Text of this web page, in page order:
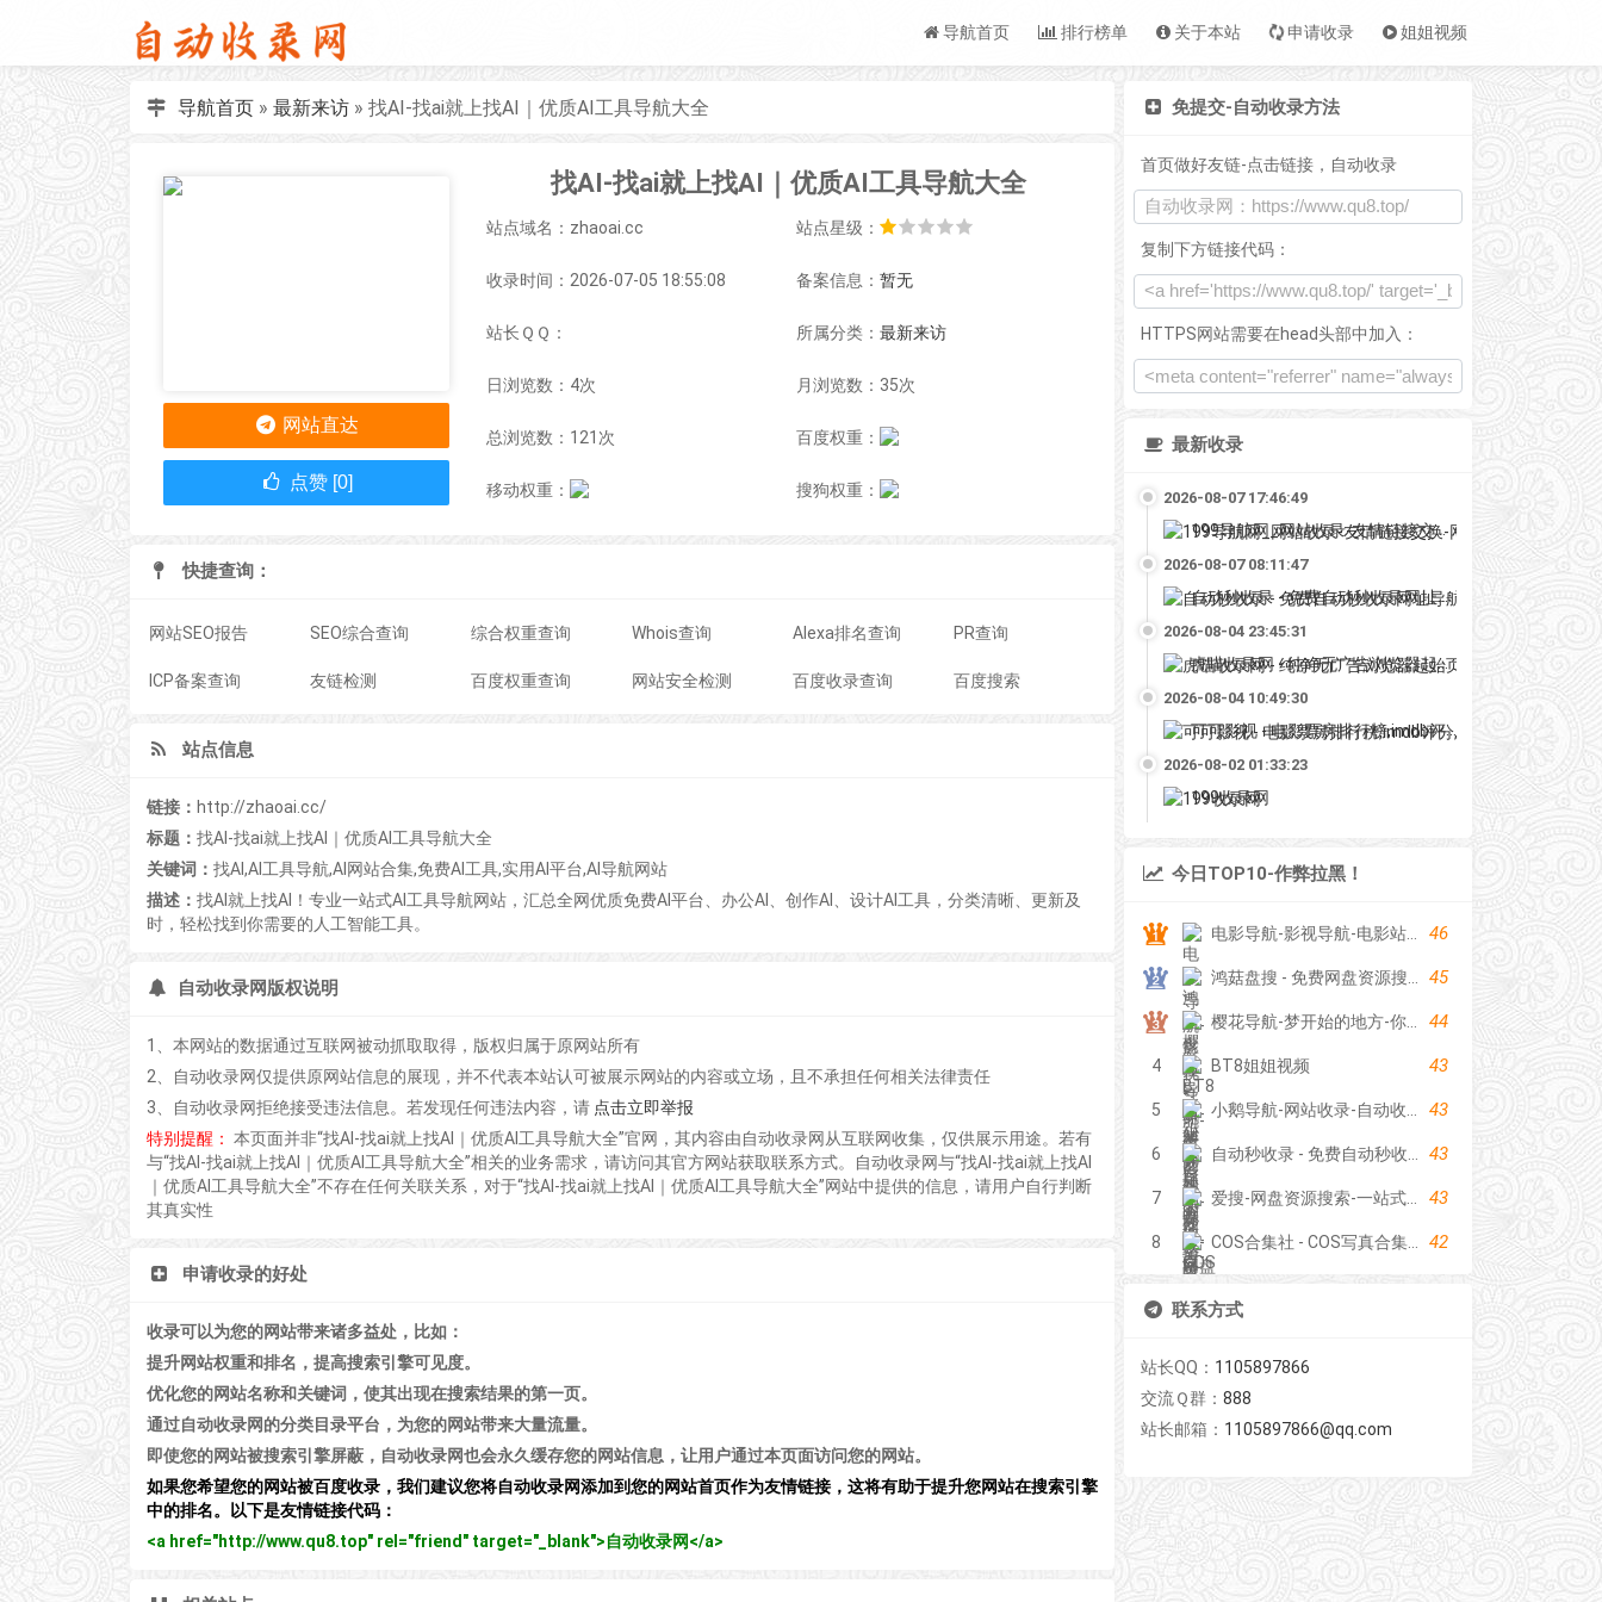
导航首页 排行榜单 关于本站 申请收录 姐姐视频
导航首页 »最新来访 »找AI-找ai就上找AI｜优质AI工具导航大全
找AI-找ai就上找AI｜优质AI工具导航大全
站点域名：zhaoai.cc 站点星级：
收录时间：2026-07-05 18:55:08 备案信息： 暂无
站长ＱＱ： 所属分类： 最新来访
日浏览数：4次 月浏览数：35次
总浏览数：121次 百度权重：
移动权重： 搜狗权重：
网站直达
点赞 [0]
快捷查询：
网站SEO报告 SEO综合查询 综合权重查询 Whois查询 Alexa排名查询 PR查询
ICP备案查询 友链检测 百度权重查询 网站安全检测 百度收录查询 百度搜索
站点信息
链接： http://zhaoai.cc/
标题： 找AI-找ai就上找AI｜优质AI工具导航大全
关键词： 找AI,AI工具导航,AI网站合集,免费AI工具,实用AI平台,AI导航网站
描述： 找AI就上找AI！专业一站式AI工具导航网站，汇总全网优质免费AI平台、办公AI、创作AI、设计AI工具，分类清晰、更新及
时，轻松找到你需要的人工智能工具。
自动收录网版权说明
1、本网站的数据通过互联网被动抓取取得，版权归属于原网站所有
2、自动收录网仅提供原网站信息的展现，并不代表本站认可被展示网站的内容或立场，且不承担任何相关法律责任
3、自动收录网拒绝接受违法信息。若发现任何违法内容，请 点击立即举报
特别提醒： 本页面并非“找AI-找ai就上找AI｜优质AI工具导航大全”官网，其内容由自动收录网从互联网收集，仅供展示用途。若有
与“找AI-找ai就上找AI｜优质AI工具导航大全”相关的业务需求，请访问其官方网站获取联系方式。自动收录网与“找AI-找ai就上找AI
｜优质AI工具导航大全”不存在任何关联关系，对于“找AI-找ai就上找AI｜优质AI工具导航大全”网站中提供的信息，请用户自行判断
其真实性
申请收录的好处
收录可以为您的网站带来诸多益处，比如：
提升网站权重和排名，提高搜索引擎可见度。
优化您的网站名称和关键词，使其出现在搜索结果的第一页。
通过自动收录网的分类目录平台，为您的网站带来大量流量。
即使您的网站被搜索引擎屏蔽，自动收录网也会永久缓存您的网站信息，让用户通过本页面访问您的网站。
如果您希望您的网站被百度收录，我们建议您将自动收录网添加到您的网站首页作为友情链接，这将有助于提升您网站在搜索引擎
中的排名。以下是友情链接代码：
<a href="http://www.qu8.top" rel="friend" target="_blank">自动收录网</a>
免提交-自动收录方法
首页做好友链-点击链接，自动收录
复制下方链接代码：
HTTPS网站需要在head头部中加入：
最新收录
2026-08-07 17:46:49
199导航网_网站收录-友情链接交换-网址收录-自动秒收录
2026-08-07 08:11:47
自动秒收录 - 免费自动秒收录网址导航
2026-08-04 23:45:31
虎喵收录网 - 纯净无广告浏览器起始页
2026-08-04 10:49:30
可可影视 - 电影票房排行榜,imdb评分,影评,找最好看的影视
2026-08-02 01:33:23
199收录网
今日TOP10-作弊拉黑！
46
45
44
4 BT8姐姐视频 43
5 43
6 43
7 43
8 42
联系方式
站长QQ： 1105897866
交流Ｑ群：888
站长邮箱： 1105897866@qq.com